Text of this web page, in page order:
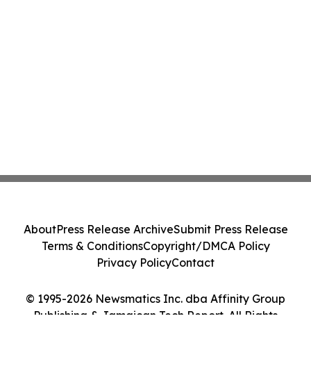
© 1995-2026 Newsmatics Inc. dba Affinity Group
Publishing & Jamaican Tech Report. All Rights
AboutPress Release ArchiveSubmit Press Release
Terms & ConditionsCopyright/DMCA Policy
Privacy PolicyContact